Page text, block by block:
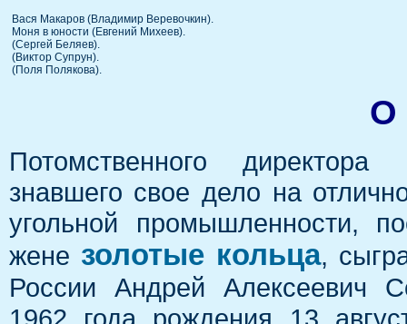
Вася Макаров (Владимир Веревочкин).
Моня в юности (Евгений Михеев).
(Сергей Беляев).
(Виктор Супрун).
(Поля Полякова).
О
Потомственного
знавшего свое дело на
угольной промышленности,
жене золотые кольца,
России Андрей Алексеевич